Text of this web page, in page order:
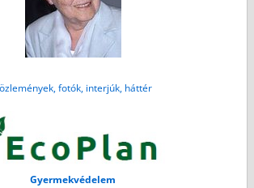
fotók, interjúk, háttér
Gyermekvédelem